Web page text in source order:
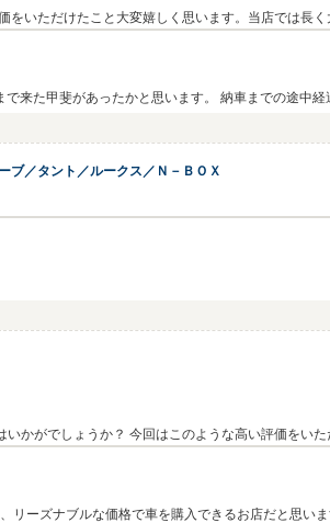
いただけたこと大変嬉しく思います。当店では長
の際はお気軽にご相談ください。 今後ともお気軽
来た甲斐があったかと思います。 納車までの途中
／タント／ルークス／Ｎ－ＢＯＸ
かがでしょうか？ 今回はこのような高い評価をい
しくお願い致します。
ーズナブルな価格で車を購入できるお店だと思い